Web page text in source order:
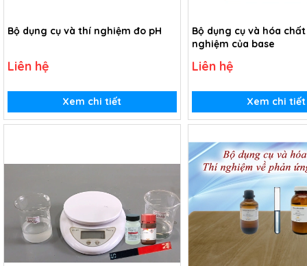
Bộ dụng cụ và thí nghiệm đo pH
Liên hệ
Xem chi tiết
Bộ dụng cụ và hóa
nghiệm của base
Liên hệ
Xem chi tiết